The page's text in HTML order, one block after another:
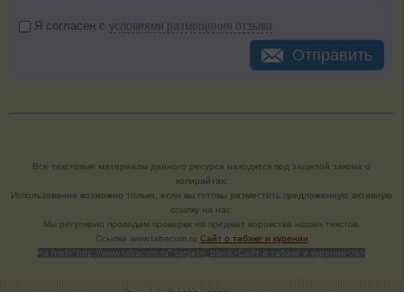
Я согласен с условиями размещения отзыва
Отправить
Все текстовые материалы данного ресурса находятся под защитой закона о
копирайтах.
Использование возможно только, если вы готовы разместить предложенную активную
ссылку на нас.
Мы регулярно проводим проверки на предмет воровства наших текстов.
Cсылка www.tabacum.ru Сайт о табаке и курении
<a href="http://www.tabacum.ru" target=_blank>Сайт о табаке и курении</a>